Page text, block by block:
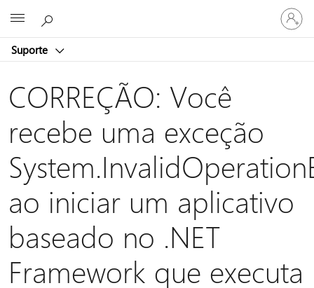
Suporte
Entre
em
sua
CORREÇÃO: Você
recebe uma exceção
ao iniciar um aplicativo
baseado no .NET
Framework que executa